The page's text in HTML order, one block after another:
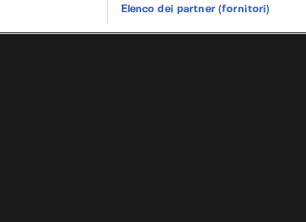
Elenco dei partner (fornitori)